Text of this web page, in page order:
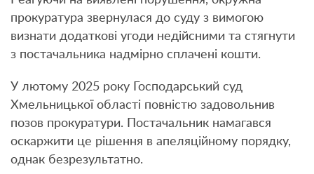
прокуратура звернулася до суду з вимогою
визнати додаткові угоди недійсними та стягнути
з постачальника надмірно сплачені кошти.
У лютому 2025 року Господарський суд
Хмельницької області повністю задовольнив
позов прокуратури. Постачальник намагався
оскаржити це рішення в апеляційному порядку,
однак безрезультатно.